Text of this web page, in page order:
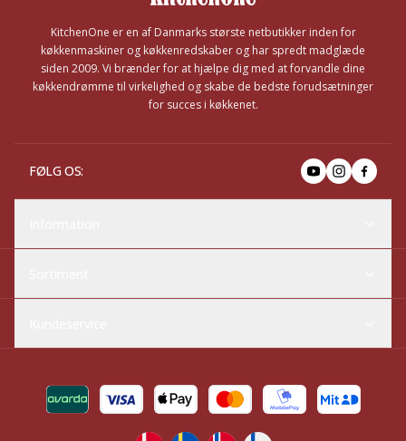
KitchenOne er en af Danmarks største netbutikker inden for
køkkenmaskiner og køkkenredskaber og har spredt madglæde
siden 2009. Vi brænder for at hjælpe dig med at forvandle dine
køkkendrømme til virkelighed og skabe de bedste forudsætninger
for succes i køkkenet.
FØLG OS: